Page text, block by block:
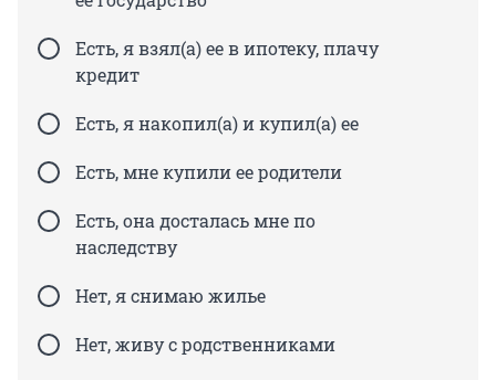
Есть, я взял(а) ее в ипотеку, плачу
кредит
Есть, я накопил(а) и купил(а) ее
Есть, мне купили ее родители
Есть, она досталась мне по
наследству
Нет, я снимаю жилье
Нет, живу с родственниками